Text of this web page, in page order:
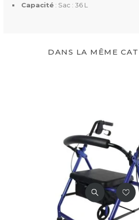
Capacité: Sac : 36 L
DANS LA MÊME